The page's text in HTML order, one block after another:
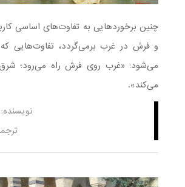
چنین برخوردهایی به تفاوت‌های اساسی
و فرش در غرب برمی‌گردد، تفاوت‌هایی
می‌شود: «غرب روی فرش راه می‌رود؛
می‌کند».